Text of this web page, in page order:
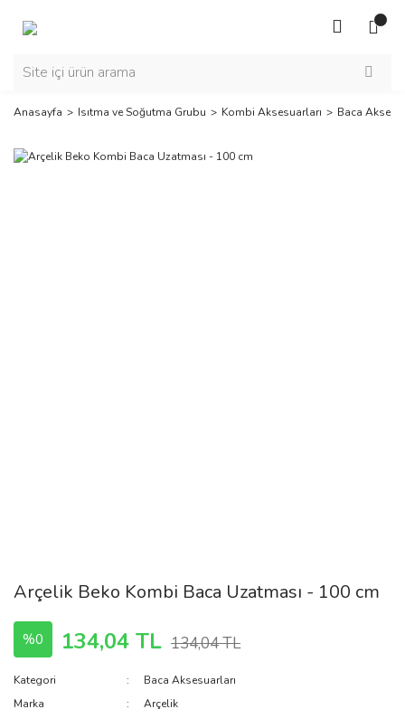
Anasayfa Isıtma ve Soğutma Grubu Kombi Aksesuarları Baca
Arçelik Beko Kombi Baca Uzatması - 100 cm
%0 134,04 TL 134,04 TL
Kategori
Baca Aksesuarları
Marka
Arçelik